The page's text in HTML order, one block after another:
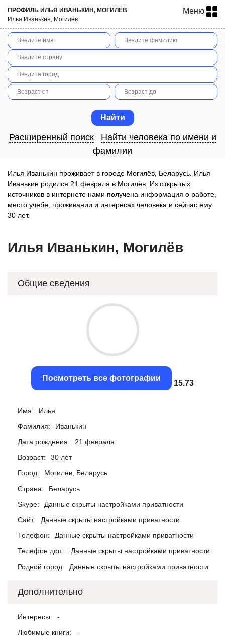
ПРОФИЛЬ ИЛЬЯ ИВАНЬКИН, МОГИЛЁВ
Илья Иванькин, Могилёв
Меню
Расширенный поиск
Найти человека по имени и
фамилии
Илья Иванькин проживает в городе Могилёв, Беларусь. Илья
Иванькин родился 21 февраля в Могилёв. Из открытых
источников в интернете нами получена информация о работе,
место учебе, проживании и интересах человека и сейчас ему
30 лет.
Илья Иванькин, Могилёв
Общие сведения
Посмотреть все фотографии
15.43
Имя:
Илья
Фамилия:
Иванькин
Дата рождения:
21 февраля
Возраст:
30 лет
Город:
Могилёв, Беларусь
Страна:
Беларусь
Skype:
Данные скрыты настройками приватности
Сайт:
Данные скрыты настройками приватности
Телефон:
Данные скрыты настройками приватности
Телефон доп.:
Данные скрыты настройками приватности
Родной город:
Данные скрыты настройками приватности
Дополнительно
Интересы:
-
Любимые книги:
-